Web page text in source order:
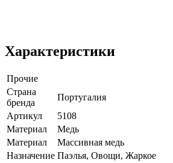
Характеристики
Прочие
Страна
бренда
Португалия
Артикул
5108
Материал
Медь
Материал
Массивная медь
Назначение Паэлья, Овощи, Жаркое